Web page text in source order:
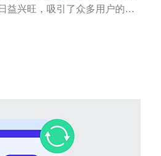
益兴旺，吸引了众多用户的关
质的客户服务和合理的价格